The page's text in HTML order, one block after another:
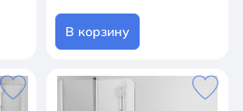
В корзину